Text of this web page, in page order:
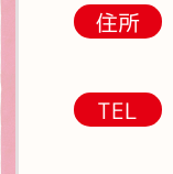
住所
TEL